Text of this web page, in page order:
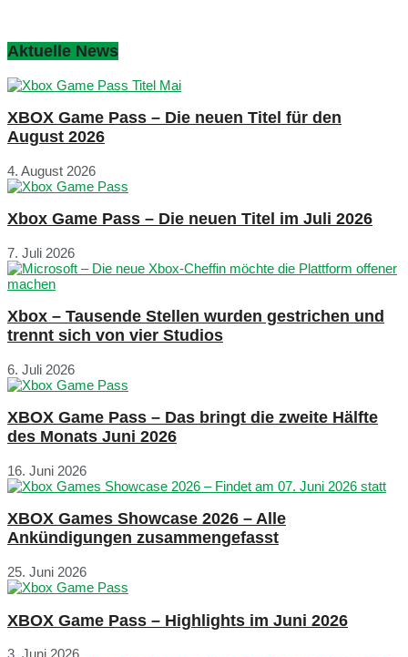
Aktuelle News
XBOX Game Pass – Die neuen Titel für den
August 2026
4. August 2026
Xbox Game Pass – Die neuen Titel im Juli 2026
7. Juli 2026
Xbox – Tausende Stellen wurden gestrichen und
trennt sich von vier Studios
6. Juli 2026
XBOX Game Pass – Das bringt die zweite Hälfte
des Monats Juni 2026
16. Juni 2026
XBOX Games Showcase 2026 – Alle
Ankündigungen zusammengefasst
25. Juni 2026
XBOX Game Pass – Highlights im Juni 2026
3. Juni 2026